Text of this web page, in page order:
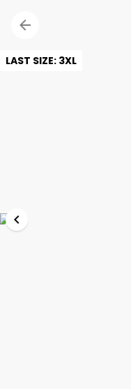
LAST SIZE: 3XL